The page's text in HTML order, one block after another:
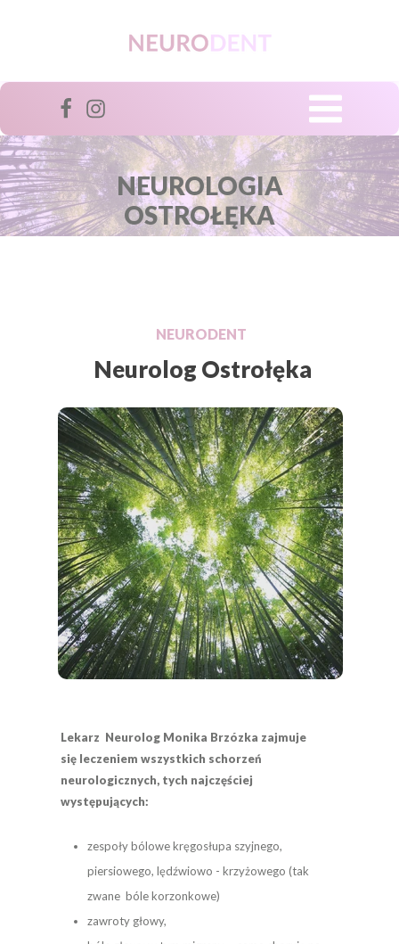
NEUROLOGIA
OSTROŁĘKA
NEURODENT
Neurolog Ostrołęka
Lekarz Neurolog Monika Brzózka zajmuje
się leczeniem wszystkich schorzeń
neurologicznych, tych najczęściej
występujących:
zespoły bólowe kręgosłupa szyjnego,
piersiowego, lędźwiowo - krzyżowego (tak
zwane bóle korzonkowe)
zawroty głowy,